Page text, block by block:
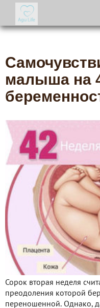
малыша на
Сорок вторая неделя
преодоления которой
переношенной. Однако,